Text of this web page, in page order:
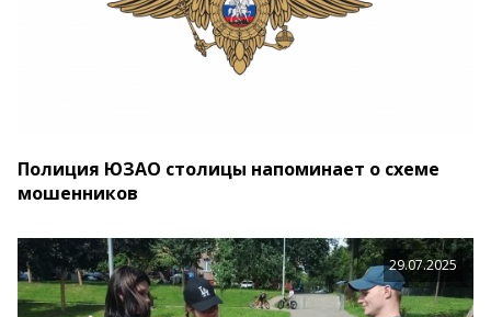
Полиция ЮЗАО столицы напоминает о схеме
мошенников
29.07.2025